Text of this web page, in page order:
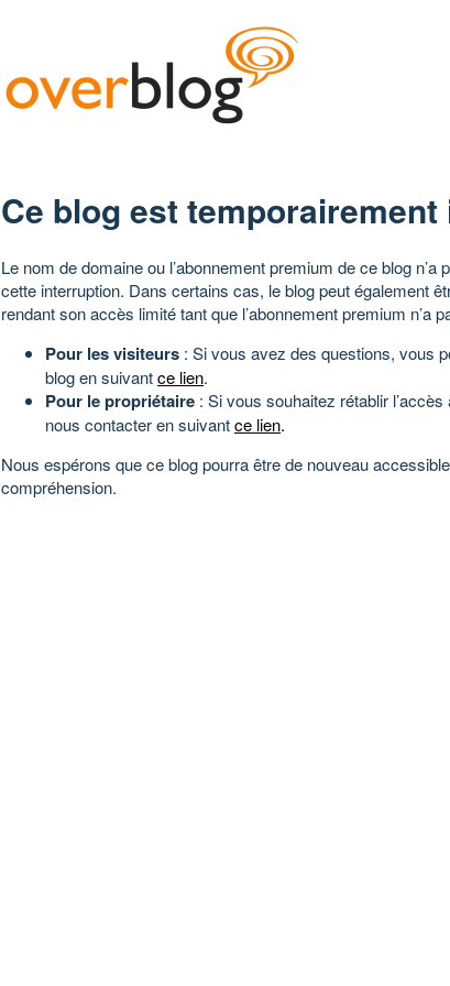
Ce blog est
Le nom de domaine ou l’abonnement premium de ce blog
cette interruption. Dans certains cas, le blog peut également
rendant son accès limité tant que l’abonnement premium n’a
Pour les visiteurs : Si vous avez des questions, vous
blog en suivantce lien.
Pour le propriétaire : Si vous souhaitez rétablir
nous contacter en suivantce lien.
Nous espérons que ce blog pourra être de nouveau
compréhension.